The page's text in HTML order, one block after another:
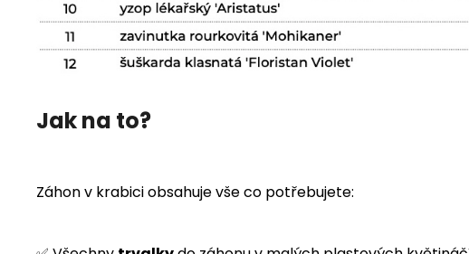
Jak na to?
Záhon v krabici obsahuje vše co potřebujete: